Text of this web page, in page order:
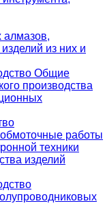
алмазов,
из них и
Общие
производства
работы
техники
изделий